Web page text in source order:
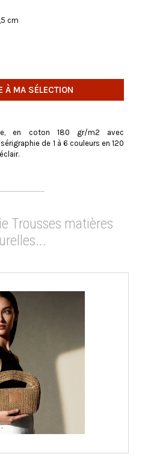
cm
À MA SÉLECTION
en coton 180 gr/m2 avec
de 1 à 6 couleurs en 120
Trousses matières